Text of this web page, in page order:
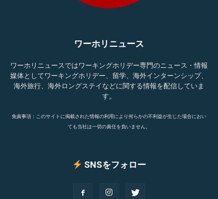
ワーホリニュース
ワーホリニュースではワーキングホリデー専門のニュース・情報
媒体としてワーキングホリデー、留学、海外インターンシップ、
海外旅行、海外ロングステイなどに関する情報を配信していま
す。
免責事項：このサイトに掲載された情報の利用により何らかの不利益が生じた場合におい
ても当社は一切の責任を負いません。
SNSをフォロー